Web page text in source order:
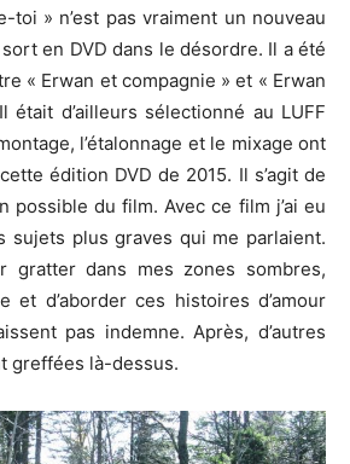
toi » n’est pas vraiment un nouveau
en DVD dans le désordre. Il a été
« Erwan et compagnie » et « Erwan
d’ailleurs sélectionné au LUFF
l’étalonnage et le mixage ont
édition DVD de 2015. Il s’agit de
possible du film. Avec ce film j’ai eu
sujets plus graves qui me parlaient.
gratter dans mes zones sombres,
et d’aborder ces histoires d’amour
pas indemne. Après, d’autres
greffées là-dessus.